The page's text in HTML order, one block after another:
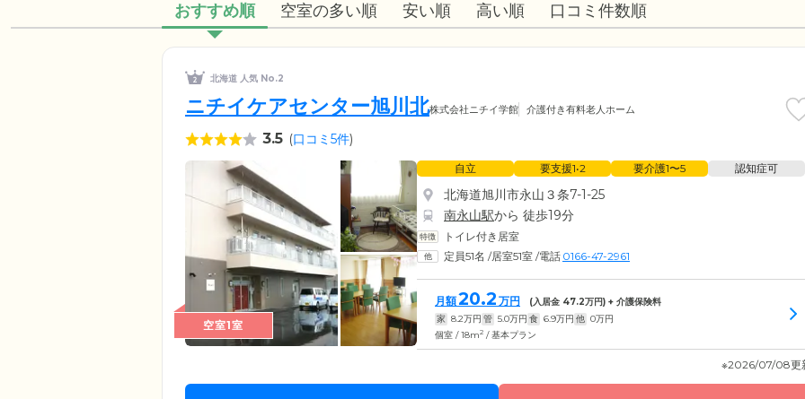
おすすめ順 空室の多い順 安い順 高い順 口コミ件数順
北海道 人気 No.2
ニチイケアセンター旭川北株式会社ニチイ学館 介護付き有料老人ホーム
3.5 (口コミ5件)
空室1室
自立 要支援1•2 要介護1〜5 認知症可
北海道旭川市永山３条7-1-25
南永山駅から 徒歩19分
トイレ付き居室
定員51名 /居室51室 /電話 0166-47-2961
月額20.2 万円 (入居金 47.2万円) + 介護保険料
家 8.2万円 管 5.0万円 食 6.9万円 他 0万円
個室 / 18m2 / 基本プラン
※2026/07/08更